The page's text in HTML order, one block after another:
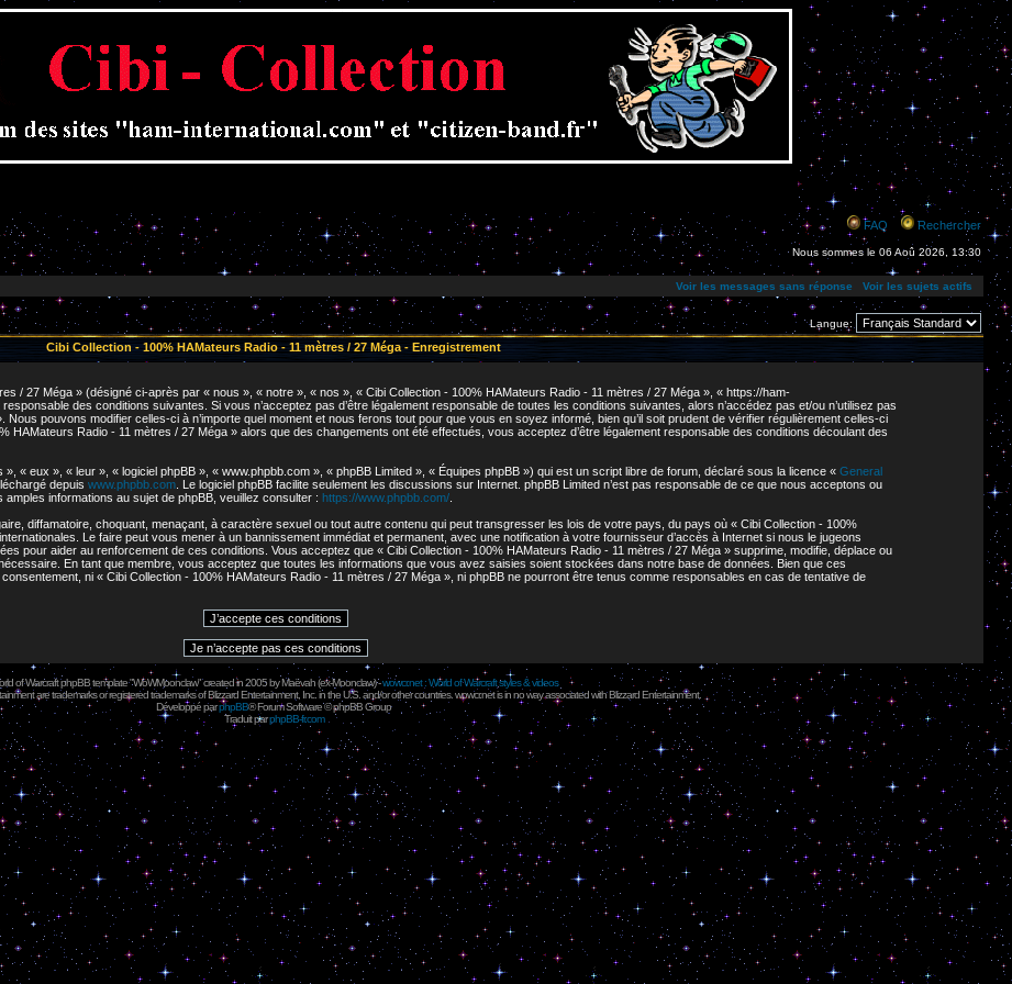
FAQ Rechercher
Nous sommes le 06 Aoû 2026, 13:30
Voir les messages sans réponse Voir les sujets actifs
Langue:
Cibi Collection - 100% HAMateurs Radio - 11 mètres / 27 Méga - Enregistrement
/ 27 Méga » (désigné ci-après par « nous », « notre », « nos », « Cibi Collection - 100% HAMateurs Radio - 11 mètres / 27 Méga », « https://ham-
des conditions suivantes. Si vous n’acceptez pas d’être légalement responsable de toutes les conditions suivantes, alors n’accédez pas et/ou n’utilisez pas
pouvons modifier celles-ci à n’importe quel moment et nous ferons tout pour que vous en soyez informé, bien qu’il soit prudent de vérifier régulièrement celles-ci
HAMateurs Radio - 11 mètres / 27 Méga » alors que des changements ont été effectués, vous acceptez d’être légalement responsable des conditions découlant des
« eux », « leur », « logiciel phpBB », « www.phpbb.com », « phpBB Limited », « Équipes phpBB ») qui est un script libre de forum, déclaré sous la licence « General
depuis www.phpbb.com. Le logiciel phpBB facilite seulement les discussions sur Internet. phpBB Limited n’est pas responsable de ce que nous acceptons ou
informations au sujet de phpBB, veuillez consulter : https://www.phpbb.com/.
diffamatoire, choquant, menaçant, à caractère sexuel ou tout autre contenu qui peut transgresser les lois de votre pays, du pays où « Cibi Collection - 100%
Le faire peut vous mener à un bannissement immédiat et permanent, avec une notification à votre fournisseur d’accès à Internet si nous le jugeons
pour aider au renforcement de ces conditions. Vous acceptez que « Cibi Collection - 100% HAMateurs Radio - 11 mètres / 27 Méga » supprime, modifie, déplace ou
En tant que membre, vous acceptez que toutes les informations que vous avez saisies soient stockées dans notre base de données. Bien que ces
ni « Cibi Collection - 100% HAMateurs Radio - 11 mètres / 27 Méga », ni phpBB ne pourront être tenus comme responsables en cas de tentative de
of Warcraft phpBB template "WoWMoonclaw" created in 2005 byMaëvah(ex-Moonclaw) -wowcr.net : World of Warcraft styles & videos
are trademarks or registered trademarks of Blizzard Entertainment, Inc. in the U.S. and/or other countries. wowcr.net is in no way associated with Blizzard Entertainment.
Développé parphpBB® Forum Software © phpBB Group
Traduit parphpBB-fr.com